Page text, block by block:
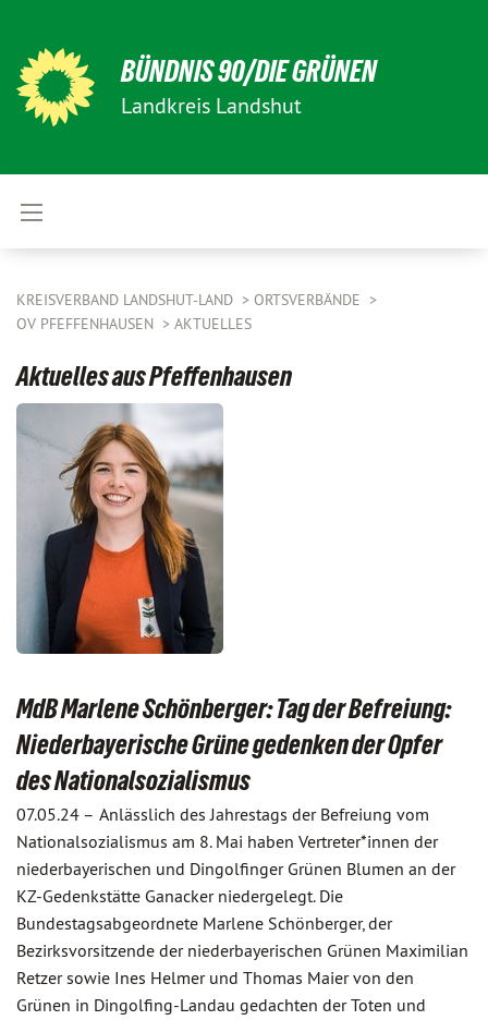
BÜNDNIS 90/DIE GRÜNEN
Landkreis Landshut
KREISVERBAND LANDSHUT-LAND
ORTSVERBÄNDE
OV PFEFFENHAUSEN
AKTUELLES
Aktuelles aus Pfeffenhausen
MdB Marlene Schönberger: Tag der Befreiung:
Niederbayerische Grüne gedenken der Opfer
des Nationalsozialismus
07.05.24 – Anlässlich des Jahrestags der Befreiung vom
Nationalsozialismus am 8. Mai haben Vertreter*innen der
niederbayerischen und Dingolfinger Grünen Blumen an der
KZ-Gedenkstätte Ganacker niedergelegt. Die
Bundestagsabgeordnete Marlene Schönberger, der
Bezirksvorsitzende der niederbayerischen Grünen Maximilian
Retzer sowie Ines Helmer und Thomas Maier von den
Grünen in Dingolfing-Landau gedachten der Toten und